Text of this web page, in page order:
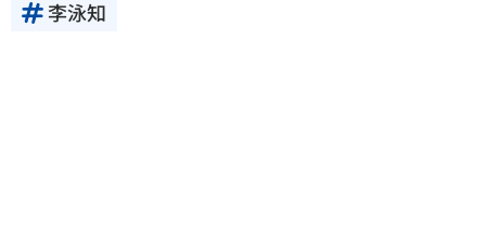
李泳知